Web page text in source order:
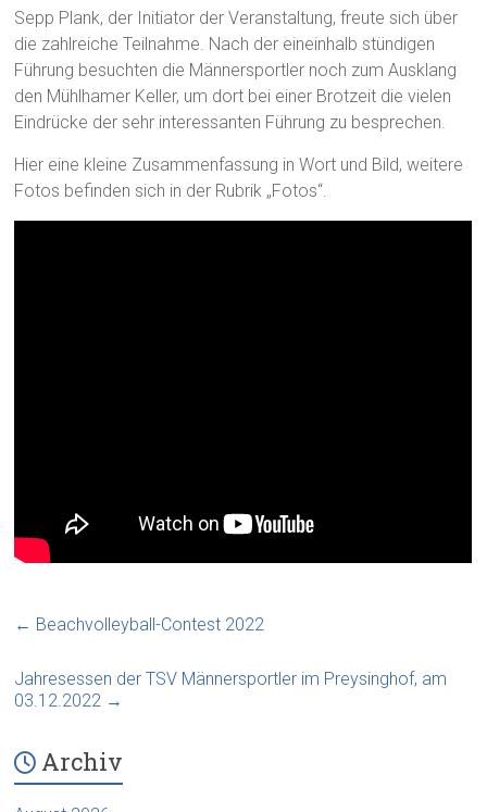
Sepp Plank, der Initiator der Veranstaltung, freute sich über
die zahlreiche Teilnahme. Nach der eineinhalb stündigen
Führung besuchten die Männersportler noch zum Ausklang
den Mühlhamer Keller, um dort bei einer Brotzeit die vielen
Eindrücke der sehr interessanten Führung zu besprechen.
Hier eine kleine Zusammenfassung in Wort und Bild, weitere
Fotos befinden sich in der Rubrik „Fotos“.
← Beachvolleyball-Contest 2022
Jahresessen der TSV Männersportler im Preysinghof, am
03.12.2022 →
Archiv